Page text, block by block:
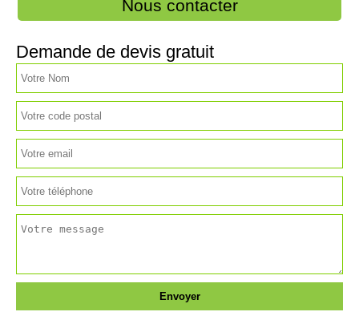
Nous contacter
Demande de devis gratuit